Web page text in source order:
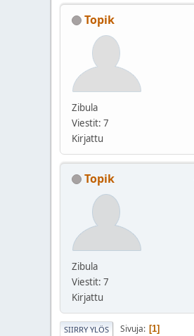
Topik
Zibula
Viestit: 7
Kirjattu
Topik
Zibula
Viestit: 7
Kirjattu
SIIRRY YLÖS Sivuja 1